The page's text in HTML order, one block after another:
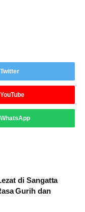
Twitter
YouTube
WhatsApp
di Sangatta
Gurih dan